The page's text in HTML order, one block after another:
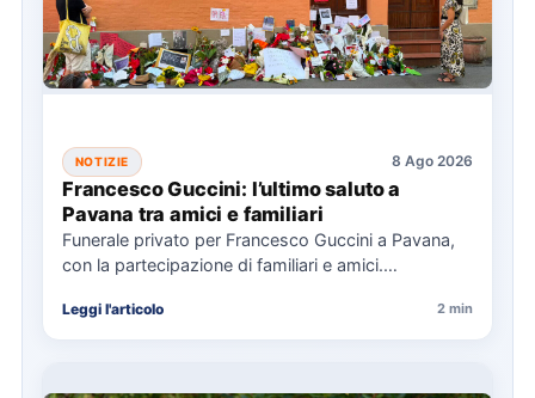
NOTIZIE 8 Ago 2026
Francesco Guccini: l’ultimo saluto a
Pavana tra amici e familiari
Funerale privato per Francesco Guccini a Pavana,
con la partecipazione di familiari e amici.
Leggi l'articolo 2 min